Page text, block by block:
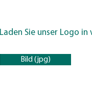
Laden Sie unser Logo
Bild (jpg)